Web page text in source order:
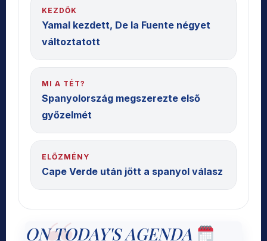
KEZDŐK
Yamal kezdett, De la Fuente négyet
változtatott
MI A TÉT?
Spanyolország megszerezte első
győzelmét
ELŐZMÉNY
Cape Verde után jött a spanyol válasz
ON TODAY'S AGENDA